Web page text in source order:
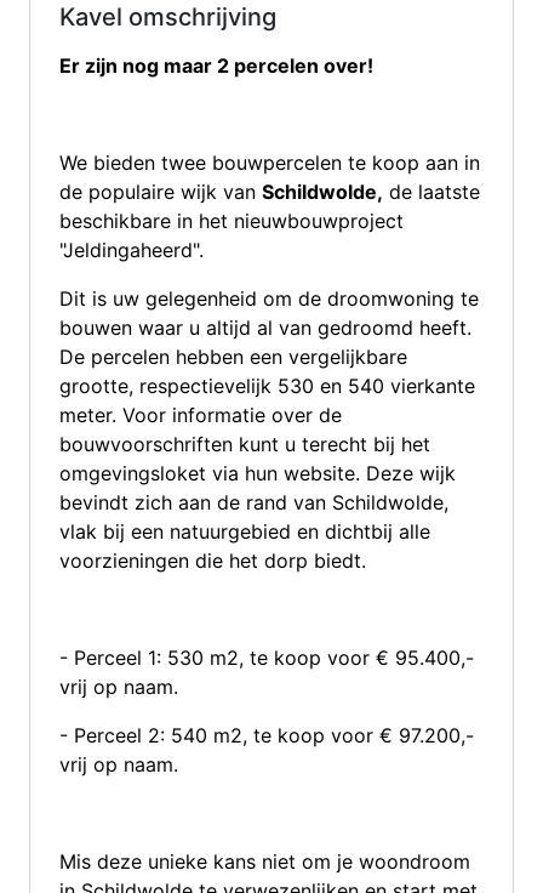
Kavel omschrijving
Er zijn nog maar 2 percelen over!
We bieden twee bouwpercelen te koop aan in
de populaire wijk van Schildwolde, de laatste
beschikbare in het nieuwbouwproject
"Jeldingaheerd".
Dit is uw gelegenheid om de droomwoning te
bouwen waar u altijd al van gedroomd heeft.
De percelen hebben een vergelijkbare
grootte, respectievelijk 530 en 540 vierkante
meter. Voor informatie over de
bouwvoorschriften kunt u terecht bij het
omgevingsloket via hun website. Deze wijk
bevindt zich aan de rand van Schildwolde,
vlak bij een natuurgebied en dichtbij alle
voorzieningen die het dorp biedt.
- Perceel 1: 530 m2, te koop voor € 95.400,-
vrij op naam.
- Perceel 2: 540 m2, te koop voor € 97.200,-
vrij op naam.
Mis deze unieke kans niet om je woondroom